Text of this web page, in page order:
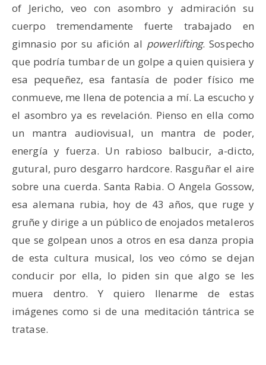
of Jericho, veo con asombro y admiración su
cuerpo tremendamente fuerte trabajado en
gimnasio por su afición al powerlifting. Sospecho
que podría tumbar de un golpe a quien quisiera y
esa pequeñez, esa fantasía de poder físico me
conmueve, me llena de potencia a mí. La escucho y
el asombro ya es revelación. Pienso en ella como
un mantra audiovisual, un mantra de poder,
energía y fuerza. Un rabioso balbucir, a-dicto,
gutural, puro desgarro hardcore. Rasguñar el aire
sobre una cuerda. Santa Rabia. O Angela Gossow,
esa alemana rubia, hoy de 43 años, que ruge y
gruñe y dirige a un público de enojados metaleros
que se golpean unos a otros en esa danza propia
de esta cultura musical, los veo cómo se dejan
conducir por ella, lo piden sin que algo se les
muera dentro. Y quiero llenarme de estas
imágenes como si de una meditación tántrica se
tratase.